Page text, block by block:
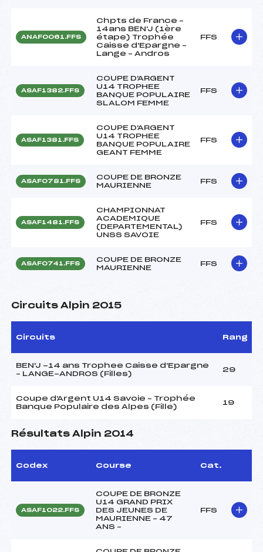
ANAF0061.FFS
Chpts de France –
14ans BEN'J (1ère
étape) Trophée
Caisse d'Epargne –
Lange – Andros
FFS
ASAF1382.FFS
COUPE D'ARGENT
U14 TROPHEE
BANQUE POPULAIRE
SLALOM FEMME
FFS
ASAF1381.FFS
COUPE D'ARGENT
U14 TROPHEE
BANQUE POPULAIRE
GEANT FEMME
FFS
ASAF0781.FFS
COUPE DE BRONZE
MAURIENNE
FFS
ASAF1481.FFS
CHAMPIONNAT
ACADEMIQUE
(DEPARTEMENTAL)
UNSS SAVOIE
FFS
ASAF0741.FFS
COUPE DE BRONZE
MAURIENNE
FFS
Circuits Alpin 2015
Circuits Rang
BEN'J -14 ans Trophee Caisse d'Epargne
– LANGE-ANDROS (Filles)
29
Coupe d'Argent U14 Savoie – Trophée
Banque Populaire des Alpes (Fille)
19
Résultats Alpin 2014
Codex Course Cat.
ASAF1022.FFS
COUPE DE BRONZE
U14 GRAND PRIX
DES JEUNES DE
MAURIENNE – 47
ANS –
FFS